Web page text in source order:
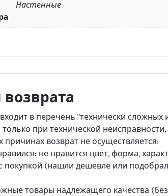
Настенные
в перечень "технически сложных
при технической
возврат не осуществляется:
не нравится цвет, форма,
покупкой (нашли дешевле или
товары надлежащего качества